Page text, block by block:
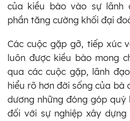
của kiều bào vào sự lãnh
phần tăng cường khối đại
Các cuộc gặp gỡ, tiếp xúc
luôn được kiều bào mong
qua các cuộc gặp, lãnh
hiểu rõ hơn đời sống của bà
dương những đóng góp
đối với sự nghiệp xây